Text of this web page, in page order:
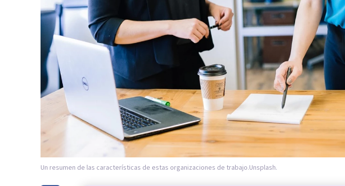
Un resumen de las características de estas organizaciones de trabajo.Unsplash.